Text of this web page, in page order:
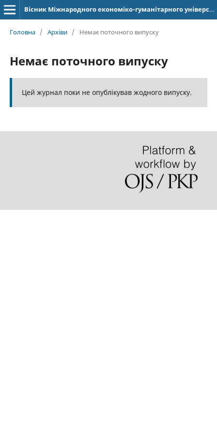
Вісник Міжнародного економіко-гуманітарного університету імені Академіка Степана Дем'янчука. Серія: Журналістика
Головна / Архіви / Немає поточного випуску
Немає поточного випуску
Цей журнал поки не опублікував жодного випуску.